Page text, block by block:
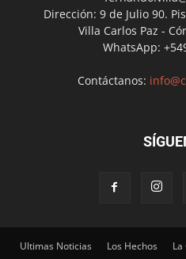
Dirección: 9 de Julio 90.
Villa Carlos Paz -
WhatsApp:
Contáctanos:
Ultimas Noticias Los Hechos La